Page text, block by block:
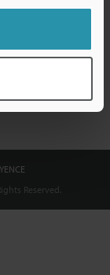
niemals
Reserved.